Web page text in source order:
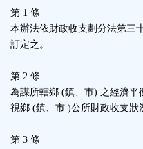
按
鈕
區
第 1 條
本辦法依財政收支劃分法第三
訂定之。
第 2 條
為謀所轄鄉 (鎮、市) 之經濟
視鄉 (鎮、市 )公所財政收支
第 3 條